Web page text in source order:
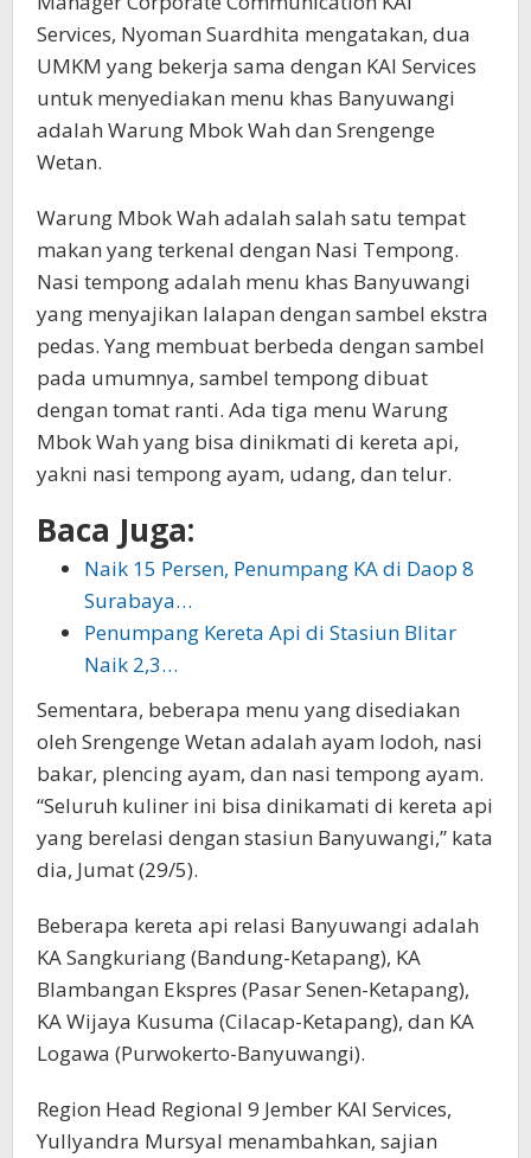
Services, Nyoman Suardhita mengatakan, dua
UMKM yang bekerja sama dengan KAI Services
untuk menyediakan menu khas Banyuwangi
adalah Warung Mbok Wah dan Srengenge
Wetan.
Warung Mbok Wah adalah salah satu tempat
makan yang terkenal dengan Nasi Tempong.
Nasi tempong adalah menu khas Banyuwangi
yang menyajikan lalapan dengan sambel ekstra
pedas. Yang membuat berbeda dengan sambel
pada umumnya, sambel tempong dibuat
dengan tomat ranti. Ada tiga menu Warung
Mbok Wah yang bisa dinikmati di kereta api,
yakni nasi tempong ayam, udang, dan telur.
Baca Juga:
Naik 15 Persen, Penumpang KA di Daop 8
Surabaya…
Penumpang Kereta Api di Stasiun Blitar
Naik 2,3…
Sementara, beberapa menu yang disediakan
oleh Srengenge Wetan adalah ayam lodoh, nasi
bakar, plencing ayam, dan nasi tempong ayam.
“Seluruh kuliner ini bisa dinikamati di kereta api
yang berelasi dengan stasiun Banyuwangi,” kata
dia, Jumat (29/5).
Beberapa kereta api relasi Banyuwangi adalah
KA Sangkuriang (Bandung-Ketapang), KA
Blambangan Ekspres (Pasar Senen-Ketapang),
KA Wijaya Kusuma (Cilacap-Ketapang), dan KA
Logawa (Purwokerto-Banyuwangi).
Region Head Regional 9 Jember KAI Services,
Yullyandra Mursyal menambahkan, sajian